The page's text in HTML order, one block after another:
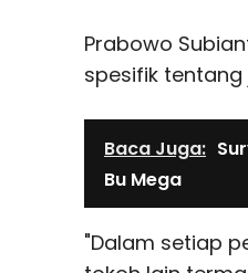
Prabowo
spesifik
Baca Juga:
Bu Mega
"Dalam setiap